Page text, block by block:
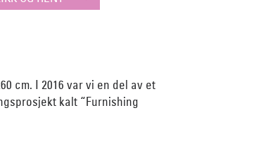
cm. I 2016 var vi en del av et
kalt “Furnishing